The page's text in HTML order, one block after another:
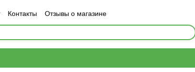
Контакты Отзывы о магазине